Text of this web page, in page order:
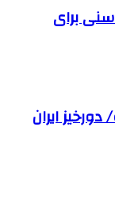
برای
ایران